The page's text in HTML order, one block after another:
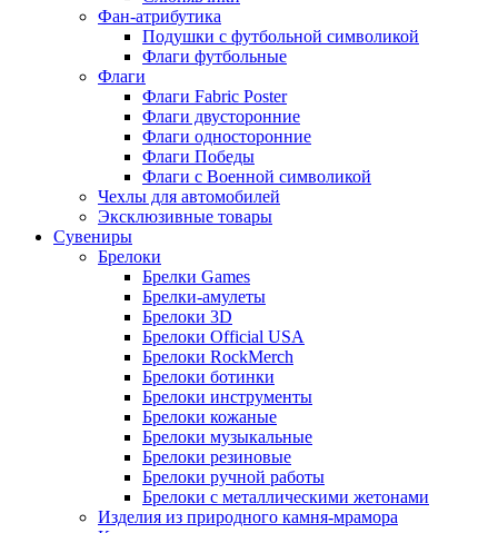
Фан-атрибутика
Подушки с футбольной символикой
Флаги футбольные
Флаги
Флаги Fabric Poster
Флаги двусторонние
Флаги односторонние
Флаги Победы
Флаги с Военной символикой
Чехлы для автомобилей
Эксклюзивные товары
Сувениры
Брелоки
Брелки Games
Брелки-амулеты
Брелоки 3D
Брелоки Official USA
Брелоки RockMerch
Брелоки ботинки
Брелоки инструменты
Брелоки кожаные
Брелоки музыкальные
Брелоки резиновые
Брелоки ручной работы
Брелоки с металлическими жетонами
Изделия из природного камня-мрамора